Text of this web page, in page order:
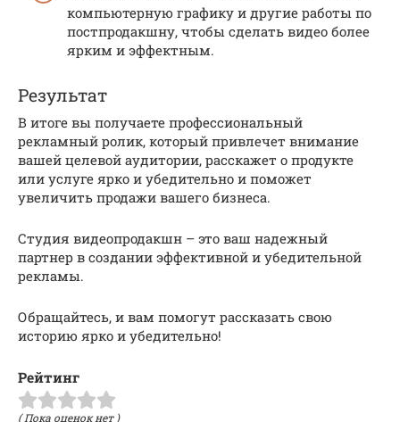
компьютерную графику и другие работы по
постпродакшну, чтобы сделать видео более
ярким и эффектным.
Результат
В итоге вы получаете профессиональный
рекламный ролик, который привлечет внимание
вашей целевой аудитории, расскажет о продукте
или услуге ярко и убедительно и поможет
увеличить продажи вашего бизнеса.
Студия видеопродакшн – это ваш надежный
партнер в создании эффективной и убедительной
рекламы.
Обращайтесь, и вам помогут рассказать свою
историю ярко и убедительно!
Рейтинг
( Пока оценок нет )